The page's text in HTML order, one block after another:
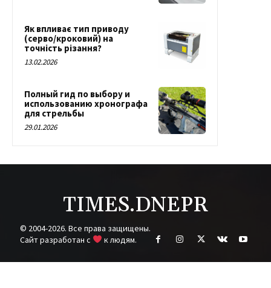
Як впливає тип приводу
(серво/кроковий) на
точність різання?
13.02.2026
Полный гид по выбору и
использованию хронографа
для стрельбы
29.01.2026
TIMES.DNEPR
© 2004-2026. Все права защищены.
Cайт разработан с
к людям.